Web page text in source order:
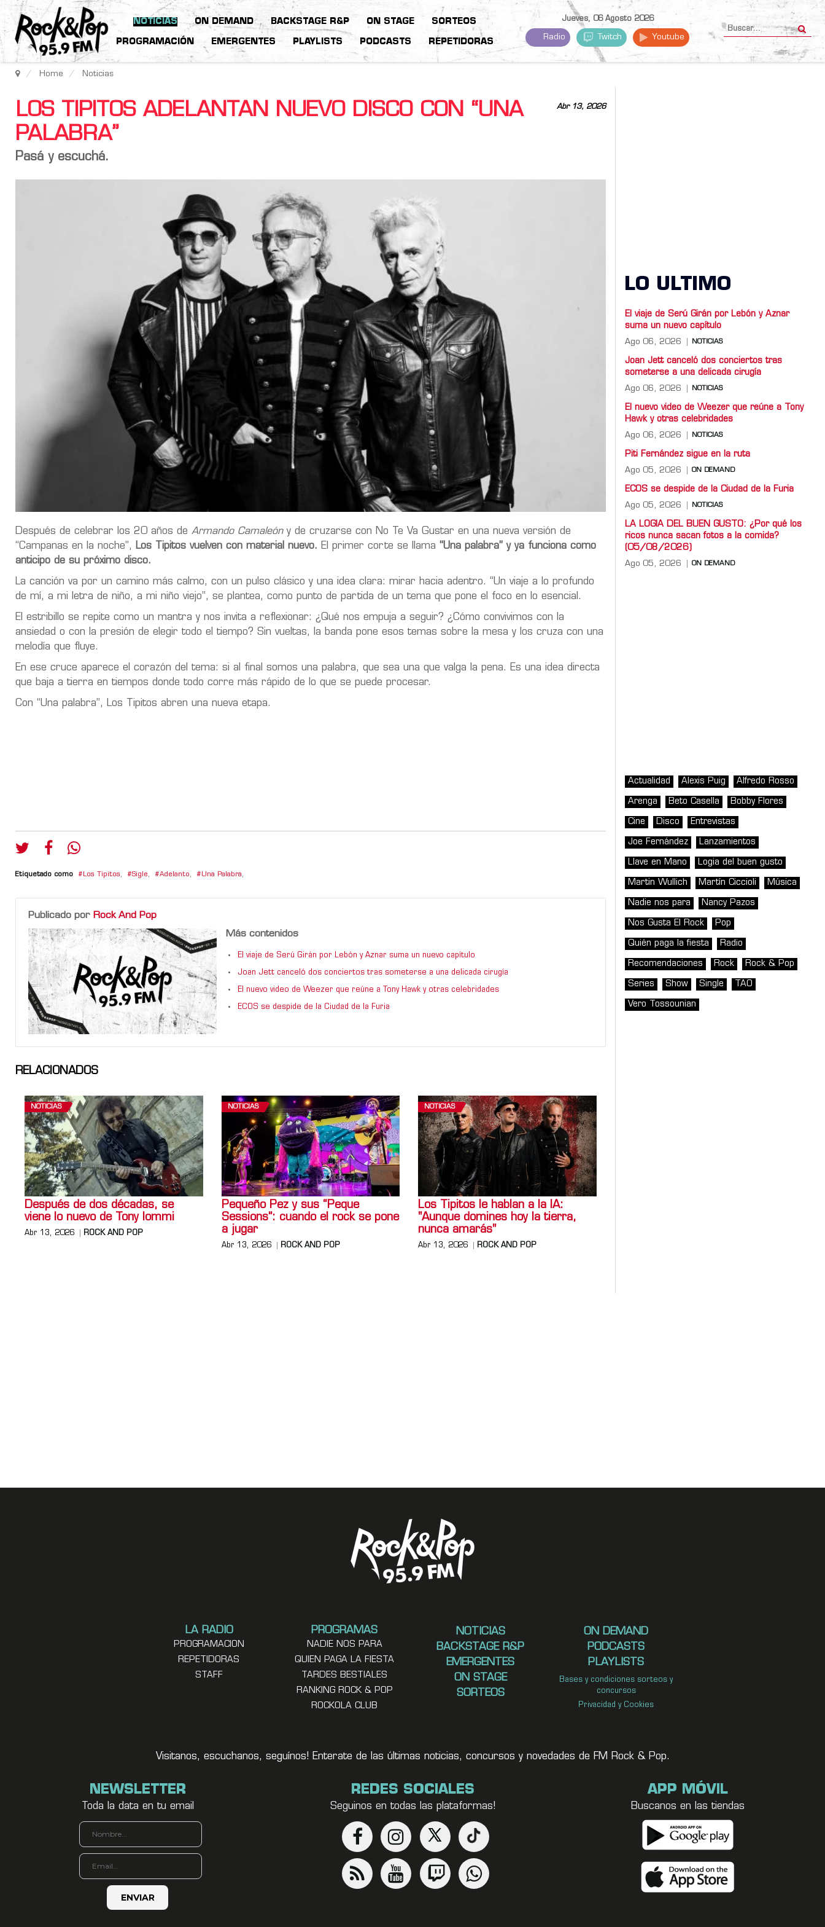
NOTICIAS ON DEMAND BACKSTAGE R&P ON STAGE SORTEOS
PROGRAMACIÓN EMERGENTES PLAYLISTS PODCASTS REPETIDORAS
Jueves, 06 Agosto 2026
Radio Twitch Youtube
Home Noticias
Abr 13, 2026
LOS TIPITOS ADELANTAN NUEVO DISCO CON “UNA
PALABRA”
Pasá y escuchá.
Después de celebrar los 20 años de Armando Camaleóny de cruzarse con No Te Va Gustar en una nueva versión de
“Campanas en la noche”,
Los Tipitos vuelven con material nuevo. El primer corte se llama “Una palabra” y ya funciona como
anticipo de su próximo disco.
La canción va por un camino más calmo, con un pulso clásico y una idea clara: mirar hacia adentro. “Un viaje a lo profundo
de mí, a mi letra de niño, a mi niño viejo”, se plantea, como punto de partida de un tema que pone el foco en lo esencial.
El estribillo se repite como un mantra y nos invita a reflexionar: ¿Qué nos empuja a seguir? ¿Cómo convivimos con la
ansiedad o con la presión de elegir todo el tiempo? Sin vueltas, la banda pone esos temas sobre la mesa y los cruza con una
melodía que fluye.
En ese cruce aparece el corazón del tema: si al final somos una palabra, que sea una que valga la pena. Es una idea directa
que baja a tierra en tiempos donde todo corre más rápido de lo que se puede procesar.
Con “Una palabra”, Los Tipitos abren una nueva etapa.
Etiquetado como Los Tipitos, Sigle, Adelanto, Una Palabra,
Publicado por Rock And Pop
Más contenidos
El viaje de Serú Girán por Lebón y Aznar suma un nuevo capítulo
Joan Jett canceló dos conciertos tras someterse a una delicada cirugía
El nuevo video de Weezer que reúne a Tony Hawk y otras celebridades
ECOS se despide de la Ciudad de la Furia
RELACIONADOS
NOTICIAS
Después de dos décadas, se
viene lo nuevo de Tony Iommi
Abr 13, 2026 ROCK AND POP
NOTICIAS
Pequeño Pez y sus “Peque
Sessions”: cuando el rock se pone
a jugar
Abr 13, 2026 ROCK AND POP
NOTICIAS
Los Tipitos le hablan a la IA:
"Aunque domines hoy la tierra,
nunca amarás"
Abr 13, 2026 ROCK AND POP
LO ULTIMO
El viaje de Serú Girán por Lebón y Aznar
suma un nuevo capítulo
Ago 06, 2026 NOTICIAS
Joan Jett canceló dos conciertos tras
someterse a una delicada cirugía
Ago 06, 2026 NOTICIAS
El nuevo video de Weezer que reúne a Tony
Hawk y otras celebridades
Ago 06, 2026 NOTICIAS
Piti Fernández sigue en la ruta
Ago 05, 2026 ON DEMAND
ECOS se despide de la Ciudad de la Furia
Ago 05, 2026 NOTICIAS
LA LOGIA DEL BUEN GUSTO: ¿Por qué los
ricos nunca sacan fotos a la comida?
(05/08/2026)
Ago 05, 2026 ON DEMAND
Actualidad Alexis Puig Alfredo Rosso
Arenga Beto Casella Bobby Flores
Cine Disco Entrevistas
Joe Fernández Lanzamientos
Llave en Mano Logia del buen gusto
Martin Wullich Martín Ciccioli Música
Nadie nos para Nancy Pazos
Nos Gusta El Rock Pop
Quién paga la fiesta Radio
Recomendaciones Rock Rock & Pop
Series Show Single TAO
Vero Tossounian
LA RADIO
PROGRAMACION
REPETIDORAS
STAFF
PROGRAMAS
NADIE NOS PARA
QUIEN PAGA LA FIESTA
TARDES BESTIALES
RANKING ROCK & POP
ROCKOLA CLUB
NOTICIAS
BACKSTAGE R&P
EMERGENTES
ON STAGE
SORTEOS
ON DEMAND
PODCASTS
PLAYLISTS
Bases y condiciones sorteos y
concursos
Privacidad y Cookies
Visitanos, escuchanos, seguínos! Enterate de las últimas noticias, concursos y novedades de FM Rock & Pop.
NEWSLETTER
Toda la data en tu email
REDES SOCIALES
Seguinos en todas las plataformas!
APP MÓVIL
Buscanos en las tiendas